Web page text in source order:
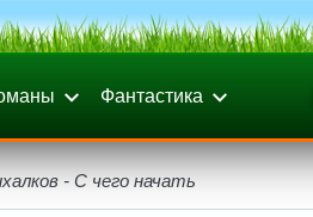
Фантастика
- С чего начать